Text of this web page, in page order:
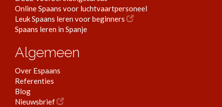
Online Spaans voor luchtvaartpersoneel
Leuk Spaans leren voor beginners
Spaans leren in Spanje
Algemeen
Over Espaans
Referenties
Blog
Nieuwsbrief